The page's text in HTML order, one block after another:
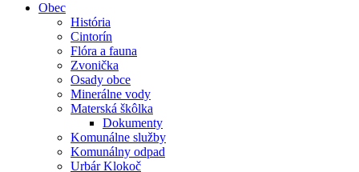
Obec
História
Cintorín
Flóra a fauna
Zvonička
Osady obce
Minerálne vody
Materská škôlka
Dokumenty
Komunálne služby
Komunálny odpad
Urbár Klokoč